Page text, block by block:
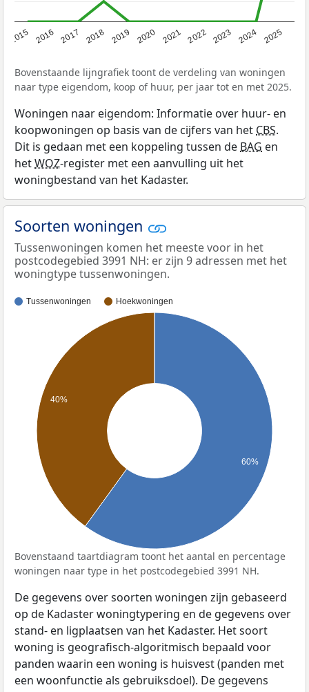
2015 2016 2017 2018 2019 2020 2021 2022 2023 2024 2025
Bovenstaande lijngrafiek toont de verdeling van woningen
naar type eigendom, koop of huur, per jaar tot en met 2025.
Woningen naar eigendom: Informatie over huur- en
koopwoningen op basis van de cijfers van hetCBS.
Dit is gedaan met een koppeling tussen deBAG en
hetWOZ-register met een aanvulling uit het
woningbestand van het Kadaster.
Soorten woningen
Tussenwoningen komen het meeste voor in het
postcodegebied 3991 NH: er zijn 9 adressen met het
woningtype tussenwoningen.
Tussenwoningen Hoekwoningen
40%
60%
Bovenstaand taartdiagram toont het aantal en percentage
woningen naar type in het postcodegebied 3991 NH.
De gegevens over soorten woningen zijn gebaseerd
op de Kadaster woningtypering en de gegevens over
stand- en ligplaatsen van het Kadaster. Het soort
woning is geografisch-algoritmisch bepaald voor
panden waarin een woning is huisvest (panden met
een woonfunctie als gebruiksdoel). De gegevens